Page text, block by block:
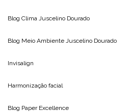
Blog Clima Juscelino Dourado
Blog Meio Ambiente Juscelino Dourado
Invisalign
Harmonização facial
Blog Paper Excellence